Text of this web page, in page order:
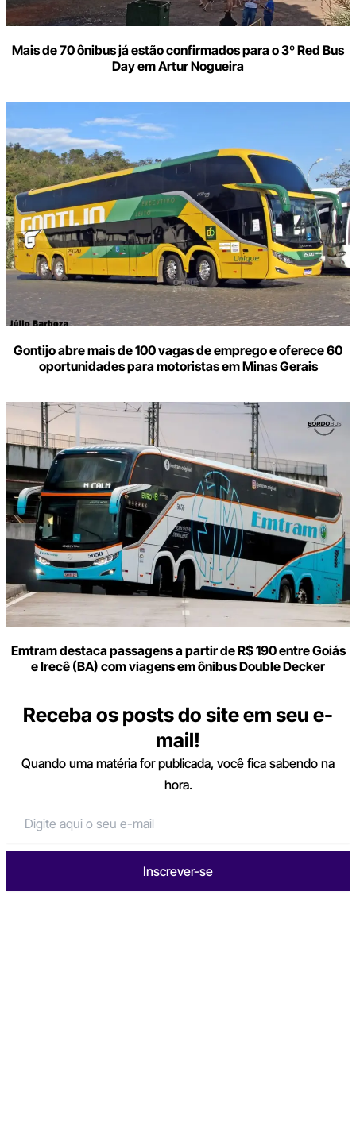
Mais de 70 ônibus já estão confirmados para o 3º Red Bus
Day em Artur Nogueira
Gontijo abre mais de 100 vagas de emprego e oferece 60
oportunidades para motoristas em Minas Gerais
Emtram destaca passagens a partir de R$ 190 entre Goiás
e Irecê (BA) com viagens em ônibus Double Decker
Receba os posts do site em seu e-
mail!
Quando uma matéria for publicada, você fica sabendo na
hora.
Inscrever-se